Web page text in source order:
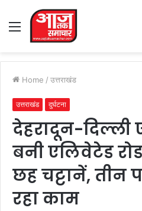
Menu
Home / उत्तराखंड
उत्तराखंड दुर्घटना
देहरादून-दिल्ली
बनी एलिवेटेड
छह चट्टानें, तीन
रहा काम